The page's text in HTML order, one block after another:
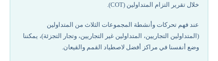
خلال تقرير التزام المتداولين (COT).
عند فهم تحركات وأنشطة المجموعات الثلاث من المتداولين
(المتداولين التجاريين، المتداولين غير التجاريين، وتجار التجزئة)، يمكننا
وضع أنفسنا في مراكز أفضل لاصطياد القمم والقيعان.